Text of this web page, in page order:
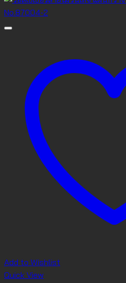
Add to Wishlist
Quick View